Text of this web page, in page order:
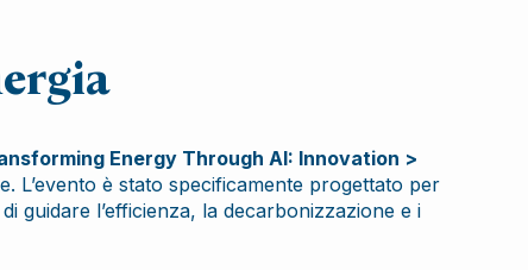
Energy Through AI: Innovation >
L’evento è stato specificamente progettato per
guidare l’efficienza, la decarbonizzazione e i